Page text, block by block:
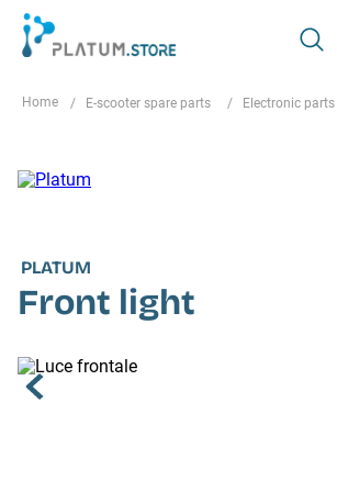
E-scooter spare parts Electronic parts
PLATUM
Front light